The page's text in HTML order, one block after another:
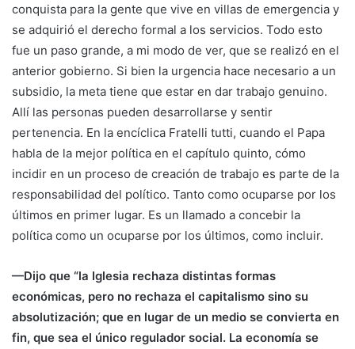
conquista para la gente que vive en villas de emergencia y
se adquirió el derecho formal a los servicios. Todo esto
fue un paso grande, a mi modo de ver, que se realizó en el
anterior gobierno. Si bien la urgencia hace necesario a un
subsidio, la meta tiene que estar en dar trabajo genuino.
Allí las personas pueden desarrollarse y sentir
pertenencia. En la encíclica Fratelli tutti, cuando el Papa
habla de la mejor política en el capítulo quinto, cómo
incidir en un proceso de creación de trabajo es parte de la
responsabilidad del político. Tanto como ocuparse por los
últimos en primer lugar. Es un llamado a concebir la
política como un ocuparse por los últimos, como incluir.
—Dijo que “la Iglesia rechaza distintas formas
económicas, pero no rechaza el capitalismo sino su
absolutización; que en lugar de un medio se convierta en
fin, que sea el único regulador social. La economía se